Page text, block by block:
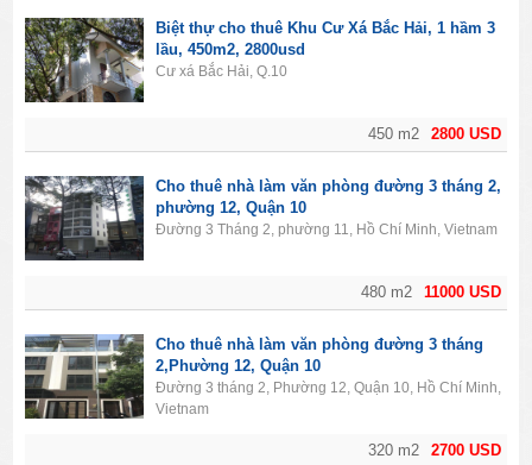
2800 USD
450 m2
Biệt thự cho thuê Khu Cư Xá Bắc Hải, 1 hầm 3
lầu, 450m2, 2800usd
Cư xá Bắc Hải, Q.10
11000 USD
480 m2
Cho thuê nhà làm văn phòng đường 3 tháng 2,
phường 12, Quận 10
Đường 3 Tháng 2, phường 11, Hồ Chí Minh, Vietnam
2700 USD
320 m2
Cho thuê nhà làm văn phòng đường 3 tháng
2,Phường 12, Quận 10
Đường 3 tháng 2, Phường 12, Quận 10, Hồ Chí Minh,
Vietnam